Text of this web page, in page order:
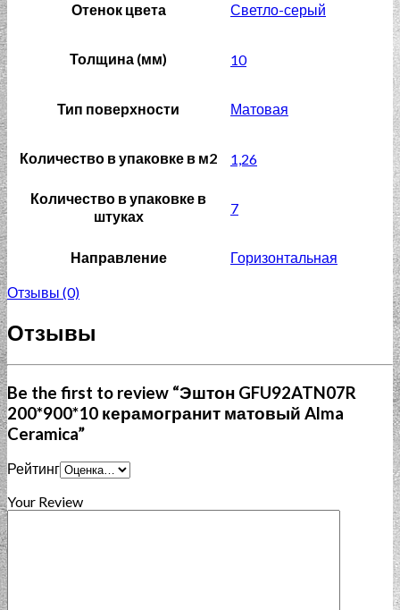
Отенок цвета Светло-серый
Толщина (мм) 10
Тип поверхности Матовая
Количество в упаковке в м2 1,26
Количество в упаковке в
штуках
7
Направление Горизонтальная
Отзывы (0)
Отзывы
Be the first to review “Эштон GFU92ATN07R
200*900*10 керамогранит матовый Alma
Ceramica”
Рейтинг
Your Review